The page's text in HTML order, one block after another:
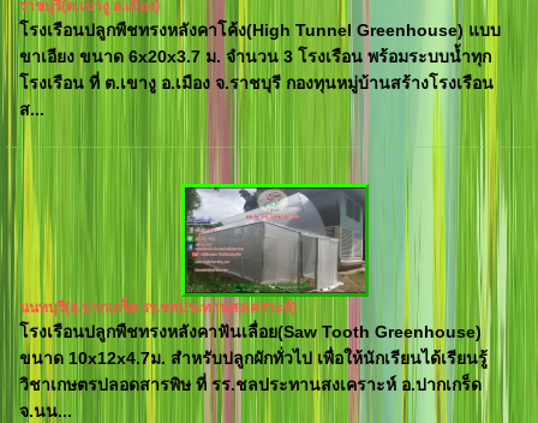
ราชบุรี(ต.เขางู อ.เมือง)
โรงเรือนปลูกพืชทรงหลังคาโค้ง(High Tunnel Greenhouse) แบบ
ขาเอียง ขนาด 6x20x3.7 ม. จำนวน 3 โรงเรือน พร้อมระบบน้ำทุก
โรงเรือน ที่ ต.เขางู อ.เมือง จ.ราชบุรี กองทุนหมู่บ้านสร้างโรงเรือน
ส...
นนทบุรี(อ.ปากเกร็ด รร.ชลประทานสงเคราะห์)
โรงเรือนปลูกพืชทรงหลังคาฟันเลื่อย(Saw Tooth Greenhouse)
ขนาด 10x12x4.7ม. สำหรับปลูกผักทั่วไป เพื่อให้นักเรียนได้เรียนรู้
วิชาเกษตรปลอดสารพิษ ที่ รร.ชลประทานสงเคราะห์ อ.ปากเกร็ด
จ.นน...